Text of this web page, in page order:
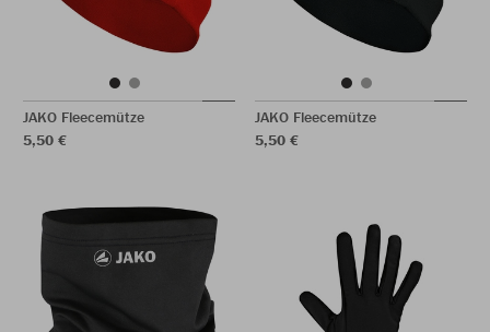
JAKO Fleecemütze
5,50 €
JAKO Fleecemütze
5,50 €